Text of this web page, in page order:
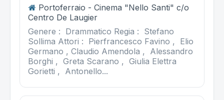
Portoferraio - Cinema "Nello Santi" c/o
Centro De Laugier
Genere : Drammatico Regia : Stefano
Sollima Attori : Pierfrancesco Favino , Elio
Germano , Claudio Amendola , Alessandro
Borghi , Greta Scarano , Giulia Elettra
Gorietti , Antonello...